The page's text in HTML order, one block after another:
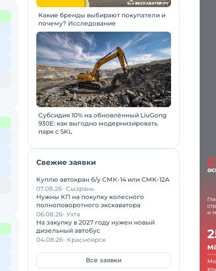
Какие бренды выбирают покупатели и
почему? Исследование
Субсидия 10% на обновлённый LiuGong
930E: как выгодно модернизировать
парк с SKL
Свежие заявки
Куплю автокран б/у СМК-14 или СМК-12А
07.08.26 Сызрань
Нужны КП на покупку колесного
полноповоротного экскаватора
06.08.26 Ухта
На закупку в 2027 году нужен новый
дизельный автобус
04.08.26 Красноярск
Все заявки